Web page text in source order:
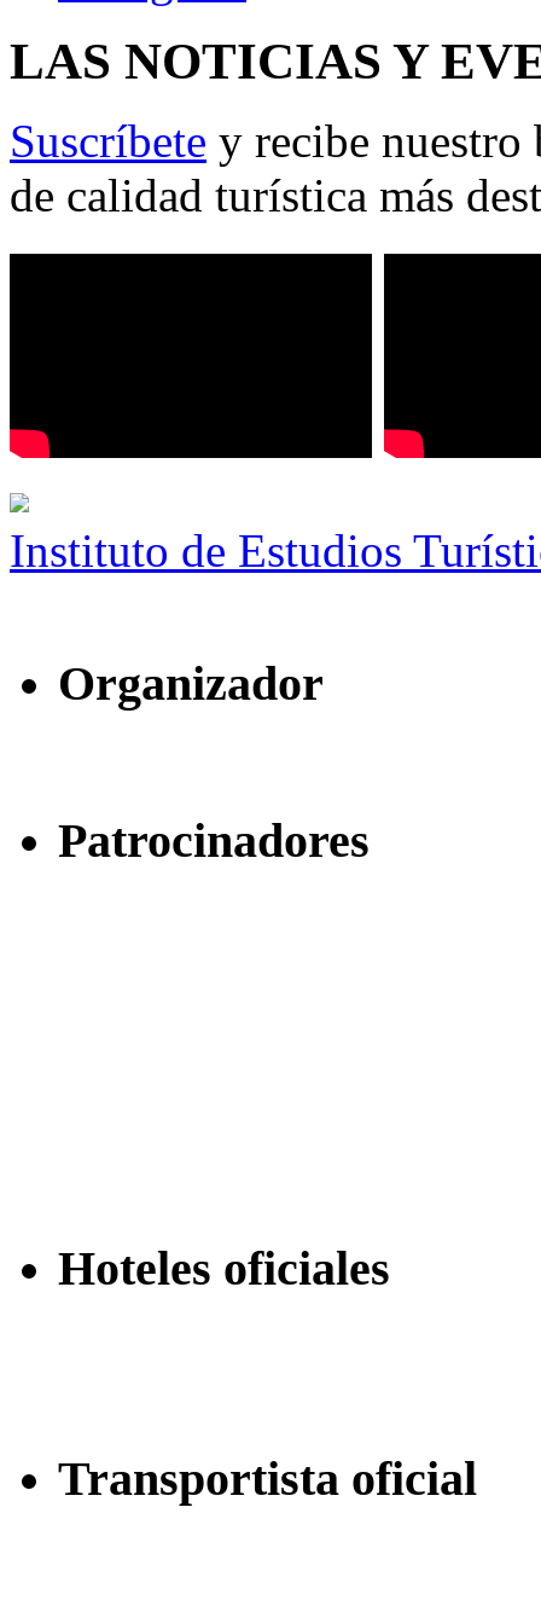
LAS NOTICIAS Y
Suscríbete y recibe nuestro
de calidad turística más
Instituto de Estudios
Organizador
Patrocinadores
Hoteles oficiales
Transportista oficial